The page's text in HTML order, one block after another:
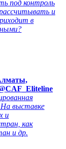
под контроль
и
в
На выставке
и
как
и др.